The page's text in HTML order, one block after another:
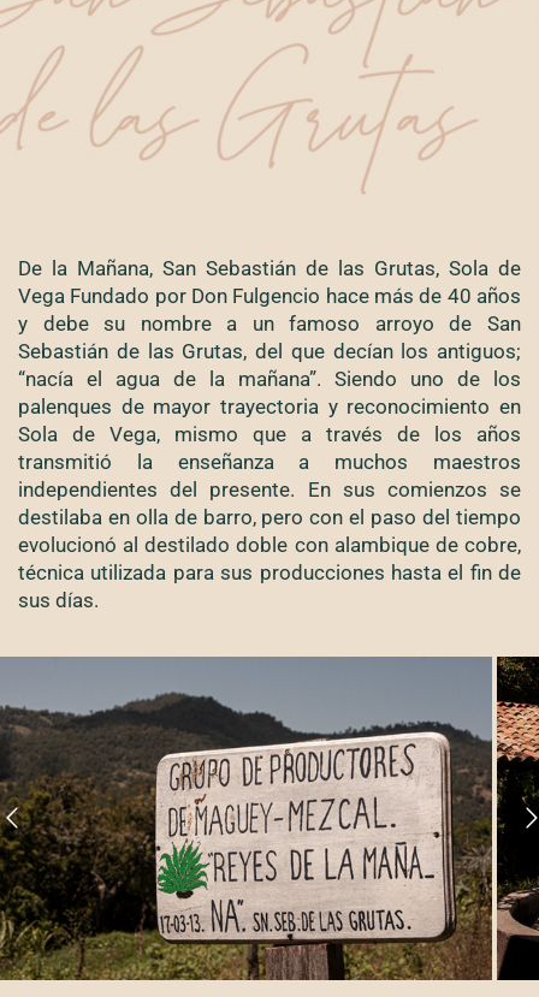
De la Mañana, San Sebastián de las Grutas, Sola de
Vega Fundado por Don Fulgencio hace más de 40 años
y debe su nombre a un famoso arroyo de San
Sebastián de las Grutas, del que decían los antiguos;
“nacía el agua de la mañana”. Siendo uno de los
palenques de mayor trayectoria y reconocimiento en
Sola de Vega, mismo que a través de los años
transmitió la enseñanza a muchos maestros
independientes del presente. En sus comienzos se
destilaba en olla de barro, pero con el paso del tiempo
evolucionó al destilado doble con alambique de cobre,
técnica utilizada para sus producciones hasta el fin de
sus días.